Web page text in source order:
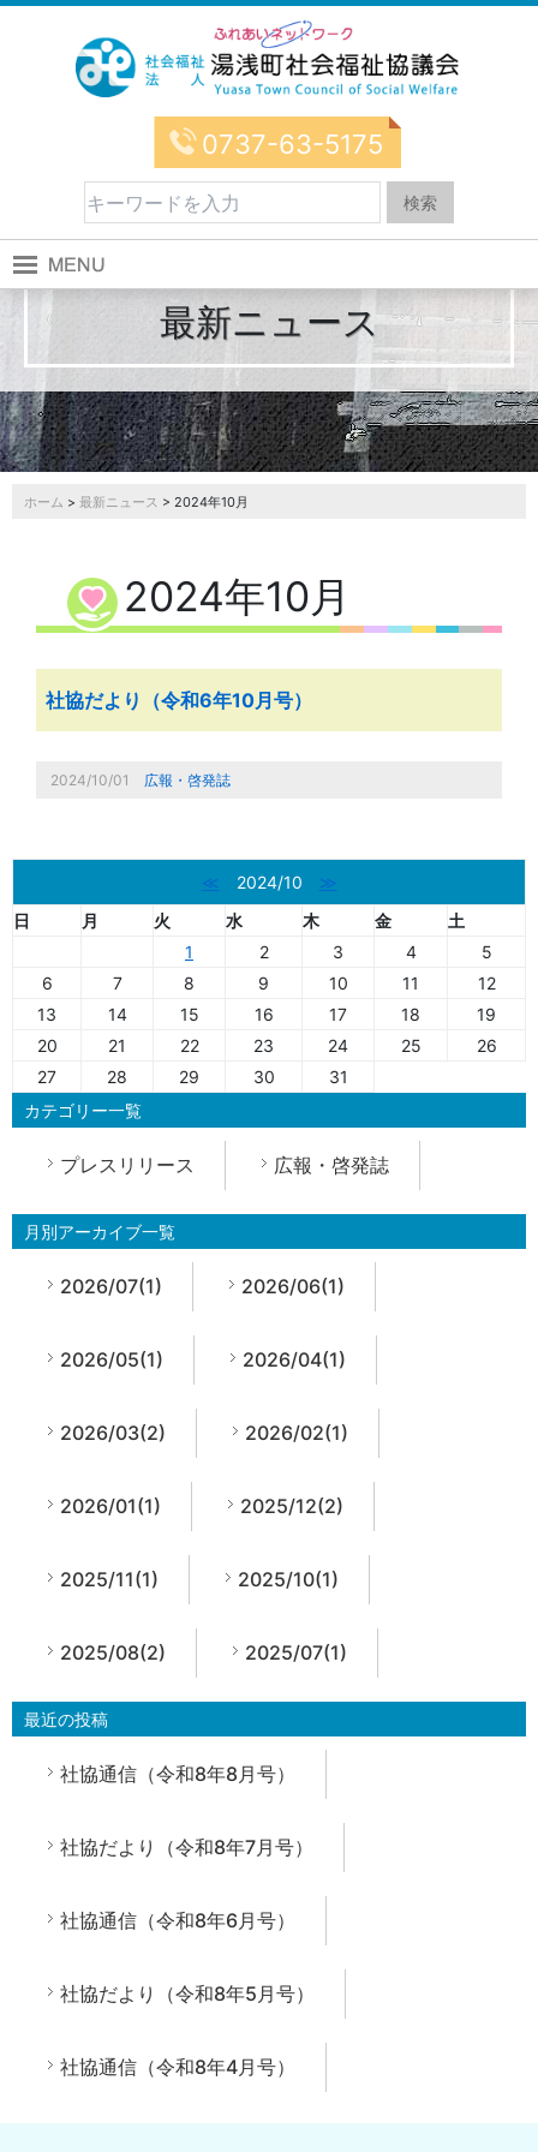
0737-63-5175
最新ニュース
ホーム > 最新ニュース > 2024年10月
2024年10月
社協だより（令和6年10月号）
2024/10/01 広報・啓発誌
≪ 2024/10 ≫
日
月 火 水 木 金
土
1
2 3 4
5
6
7 8 9 10 11
12
13
14 15 16 17 18
19
20
21 22 23 24 25
26
27
28 29 30
31
カテゴリー一覧
プレスリリース 広報・啓発誌
月別アーカイブ一覧
2026/07(1) 2026/06(1)
2026/05(1) 2026/04(1)
2026/03(2) 2026/02(1)
2026/01(1) 2025/12(2)
2025/11(1) 2025/10(1)
2025/08(2) 2025/07(1)
最近の投稿
社協通信（令和8年8月号）
社協だより（令和8年7月号）
社協通信（令和8年6月号）
社協だより（令和8年5月号）
社協通信（令和8年4月号）